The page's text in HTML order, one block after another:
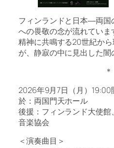
フィンランドと日本―両国
への畏敬の念が流れてい
精神に共鳴する20世紀か
が、静寂の中に見出した闇
＊
2026年9月7日（月）19:00
於：両国門天ホール
後援：フィンランド大使
音楽協会
＜演奏曲目＞